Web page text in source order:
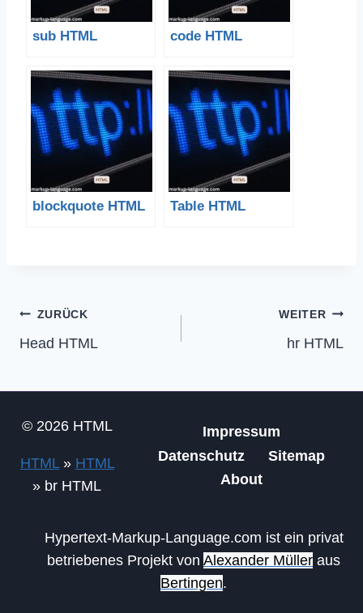
sub HTML code HTML
blockquote HTML Table HTML
Beitragsnavigation
ZURÜCK
Head HTML
WEITER
hr HTML
© 2026 HTML
HTML» HTML
» br HTML
Impressum
Datenschutz
Sitemap
About
Hypertext-Markup-Language.com ist ein privat
betriebenes Projekt von Alexander Müller aus
Bertingen.